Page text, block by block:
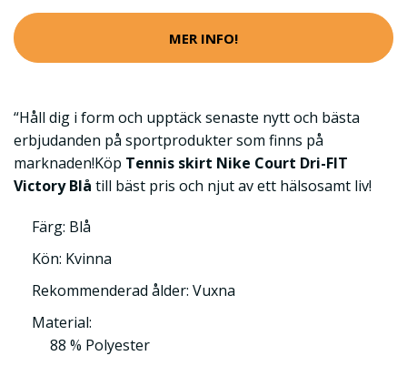
MER INFO!
“Håll dig i form och upptäck senaste nytt och bästa
erbjudanden på sportprodukter som finns på
marknaden!Köp Tennis skirt Nike Court Dri-FIT
Victory Blå till bäst pris och njut av ett hälsosamt liv!
Färg: Blå
Kön: Kvinna
Rekommenderad ålder: Vuxna
Material:
88 % Polyester